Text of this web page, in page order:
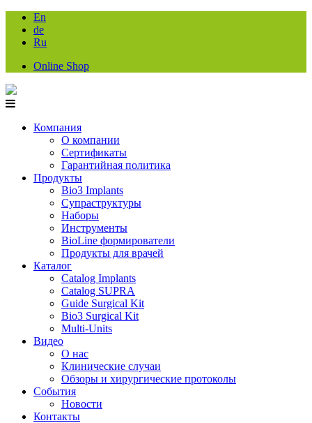
En
de
Ru
Online Shop
Компания
О компании
Сертификаты
Гарантийная политика
Продукты
Bio3 Implants
Супраструктуры
Наборы
Инструменты
BioLine формирователи
Продукты для врачей
Каталог
Catalog Implants
Catalog SUPRA
Guide Surgical Kit
Bio3 Surgical Kit
Multi-Units
Видео
О нас
Клинические случаи
Обзоры и хирургические протоколы
События
Новости
Контакты